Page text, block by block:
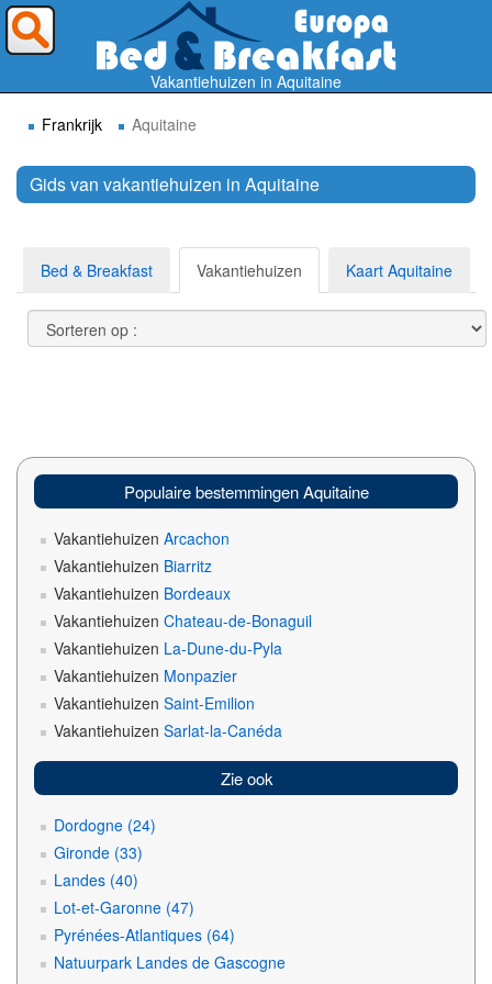
Vakantiehuizen in Aquitaine
Frankrijk
Aquitaine
Gids van vakantiehuizen in Aquitaine
Bed & Breakfast Vakantiehuizen Kaart Aquitaine
Populaire bestemmingen Aquitaine
Vakantiehuizen Arcachon
Vakantiehuizen Biarritz
Vakantiehuizen Bordeaux
Vakantiehuizen Chateau-de-Bonaguil
Vakantiehuizen La-Dune-du-Pyla
Vakantiehuizen Monpazier
Vakantiehuizen Saint-Emilion
Vakantiehuizen Sarlat-la-Canéda
Zie ook
Dordogne (24)
Gironde (33)
Landes (40)
Lot-et-Garonne (47)
Pyrénées-Atlantiques (64)
Natuurpark Landes de Gascogne
Waar wilt U heen ?